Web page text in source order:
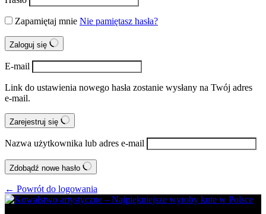
Zapamiętaj mnie Nie pamiętasz hasła?
Zaloguj się
E-mail
Link do ustawienia nowego hasła zostanie wysłany na Twój adres
e-mail.
Zarejestruj się
Nazwa użytkownika lub adres e-mail
Zdobądź nowe hasło
← Powrót do logowania